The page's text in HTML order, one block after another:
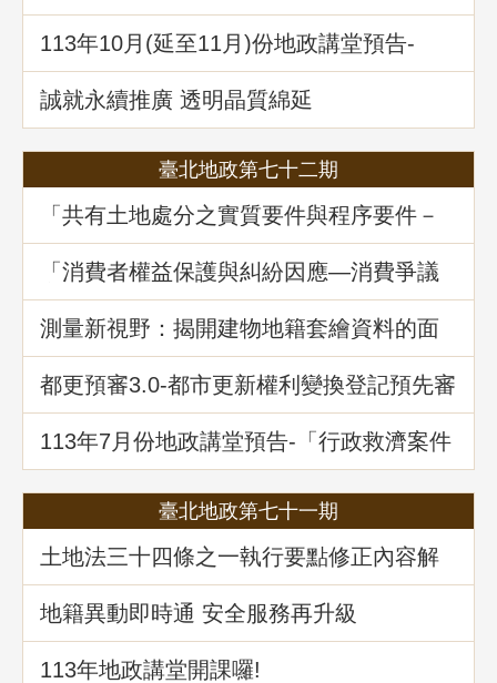
113年10⽉(延至11月)份地政講堂預告-
「不動產信託實務解析」
誠就永續推廣 透明晶質綿延
臺北地政第七十二期
「共有土地處分之實質要件與程序要件－
以土地法第34條之1執行要點修正為中心」
地政講堂回顧
「消費者權益保護與糾紛因應—消費爭議
案例分享」地政講堂回顧
測量新視野：揭開建物地籍套繪資料的面
紗
都更預審3.0-都市更新權利變換登記預先審
查制度
113年7月份地政講堂預告-「行政救濟案件
剖析-以若干土地測量及登記事件為例」
臺北地政第七十一期
土地法三十四條之一執行要點修正內容解
析
地籍異動即時通 安全服務再升級
113年地政講堂開課囉!